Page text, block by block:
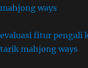
mahjong ways
evaluasi fitur pengali
tarik mahjong ways